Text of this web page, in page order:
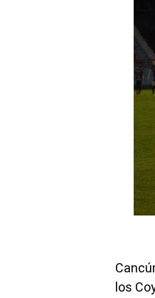
los